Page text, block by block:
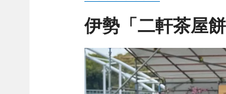
伊勢「二軒茶屋